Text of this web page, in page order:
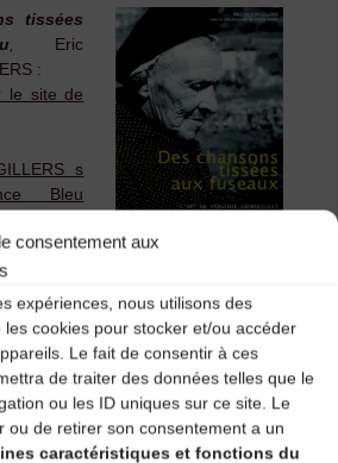
consentement aux
expériences, nous utilisons des
cookies pour stocker et/ou accéder
Le fait de consentir à ces
de traiter des données telles que le
ou les ID uniques sur ce site. Le
ou de retirer son consentement a un
caractéristiques et fonctions du
tissées
,
Eric
:
le site de
s
Bleu
contes